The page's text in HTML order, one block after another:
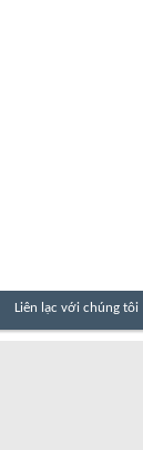
Liên lạc với chúng tôi